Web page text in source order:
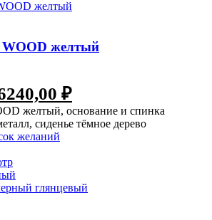
желтый
₽
желтый, основание и спинка
сиденье тёмное дерево
желаний